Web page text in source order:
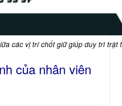
các vị trí chốt giữ giúp duy trì
của nhân viên